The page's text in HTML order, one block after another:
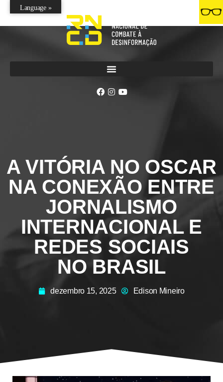
A VITÓRIA NO OSCAR
NA CONEXÃO ENTRE
JORNALISMO
INTERNACIONAL E
REDES SOCIAIS
NO BRASIL
dezembro 15, 2025 Edison Mineiro
Language »